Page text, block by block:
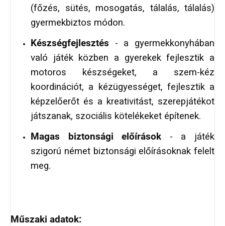
(főzés, sütés, mosogatás, tálalás, tálalás)
gyermekbiztos módon.
Készségfejlesztés - a gyermekkonyhában
való játék közben a gyerekek fejlesztik a
motoros készségeket, a szem-kéz
koordinációt, a kézügyességet, fejlesztik a
képzelőerőt és a kreativitást, szerepjátékot
játszanak, szociális kötelékeket építenek.
Magas biztonsági előírások - a játék
szigorú német biztonsági előírásoknak felelt
meg.
Műszaki adatok: